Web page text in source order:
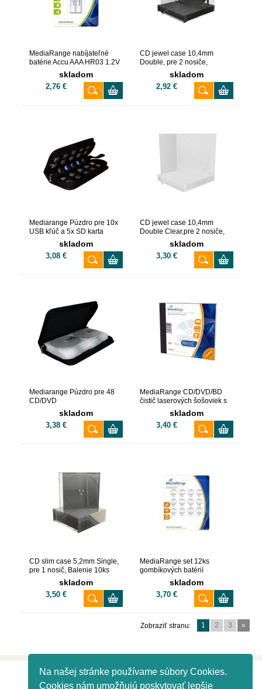
Na našej stránke používame súbory Cookies.
Cookies nám umožňujú poskytovať lepšie
MediaRange nabíjateľné
batérie Accu AAA HR03 1.2V
1000mAh, 2skladom
2,76 €
CD jewel case 10,4mm
Double, pre 2 nosiče,
Balenie 5ksskladom
2,92 €
Mediarange Púzdro pre 10x
USB kľúč a 5x SD karta
skladom
3,08 €
CD jewel case 10,4mm
Double Clear,pre 2 nosiče,
Balenie 5ksskladom
3,30 €
Mediarange Púzdro pre 48
CD/DVD
skladom
3,38 €
MediaRange CD/DVD/BD
čistič laserových šošoviek s
antistatickou kefou
skladom
3,40 €
CD slim case 5,2mm Single,
pre 1 nosič, Balenie 10ks
skladom
3,50 €
MediaRange set 12ks
gombíkových batérií
skladom
3,70 €
Zobraziť stranu: 1 2 3 »
Info